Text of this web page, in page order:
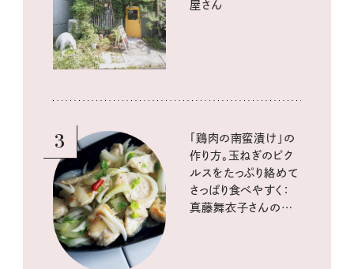
屋さん
3
「鶏肉の南蛮漬け」の
作り方。玉ねぎのピク
ルスをたっぷり絡めて
さっぱり食べやすく：
真藤舞衣子さんの発